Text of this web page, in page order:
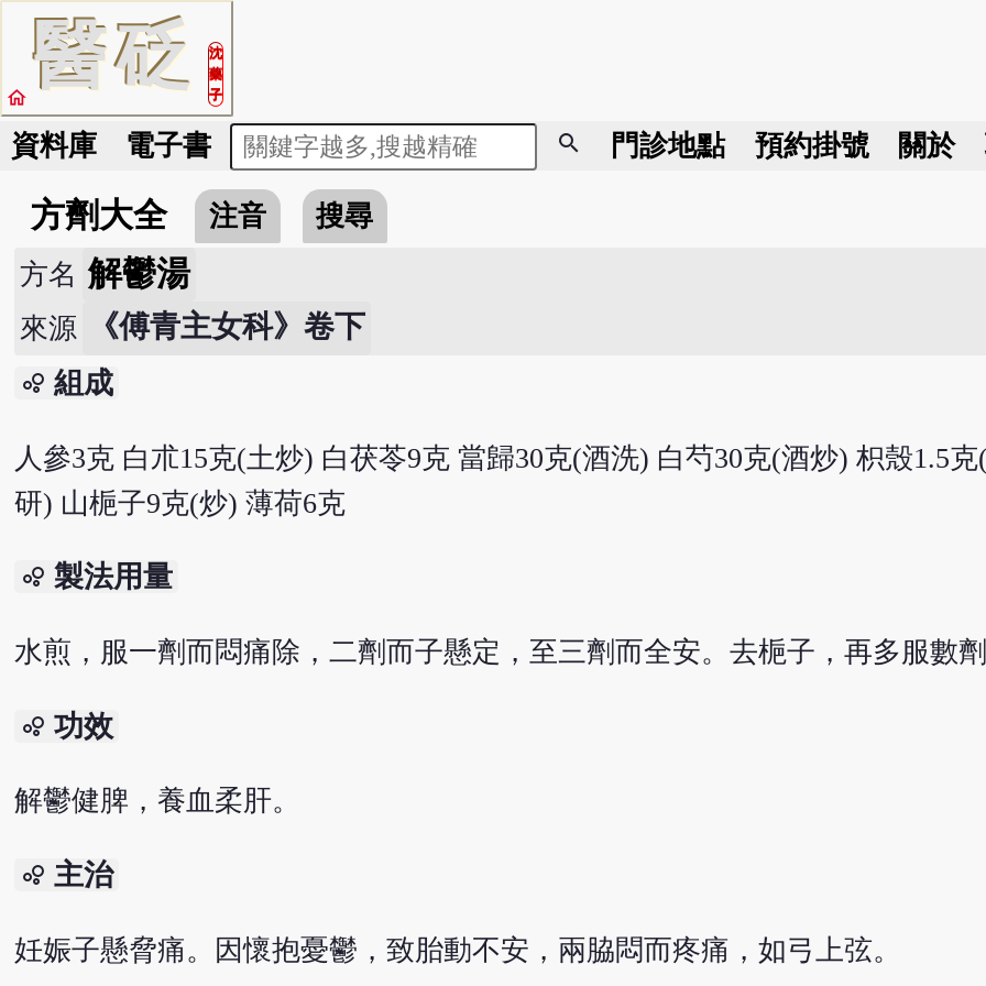
醫砭
沈
藥
子
home
資料庫 電子書 search 門診地點 預約掛號 關於
方劑大全 注音 搜尋
方名 解鬱湯
來源 《傅青主女科》卷下
bubble_chart 組成
人參3克 白朮15克(土炒) 白茯苓9克 當歸30克(酒洗) 白芍30克(酒炒) 枳殼1.5克
研) 山梔子9克(炒) 薄荷6克
bubble_chart 製法用量
水煎，服一劑而悶痛除，二劑而子懸定，至三劑而全安。去梔子，再多服數劑
bubble_chart 功效
解鬱健脾，養血柔肝。
bubble_chart 主治
妊娠子懸脅痛。因懷抱憂鬱，致胎動不安，兩脇悶而疼痛，如弓上弦。